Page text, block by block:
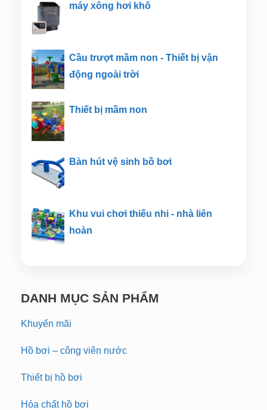
máy xông hơi khô
Cầu trượt mầm non - Thiết bị vận
động ngoài trời
Thiết bị mầm non
Bàn hút vệ sinh bồ bơi
Khu vui chơi thiếu nhi - nhà liên
hoàn
DANH MỤC SẢN PHẨM
Khuyến mãi
Hồ bơi – công viên nước
Thiết bị hồ bơi
Hóa chất hồ bơi